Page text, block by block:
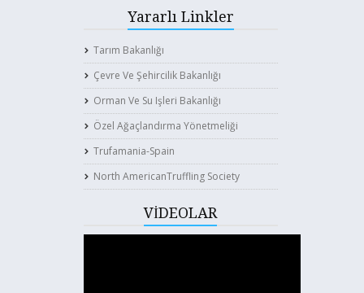
Yararlı Linkler
Tarım Bakanlığı
Çevre Ve Şehircilik Bakanlığı
Orman Ve Su Işleri Bakanlığı
Özel Ağaçlandırma Yönetmeliği
Trufamania-Spain
North AmericanTruffling Society
VİDEOLAR